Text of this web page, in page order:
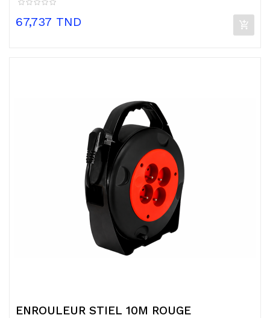
Prix
67,737 TND
ENROULEUR STIEL 10M ROUGE